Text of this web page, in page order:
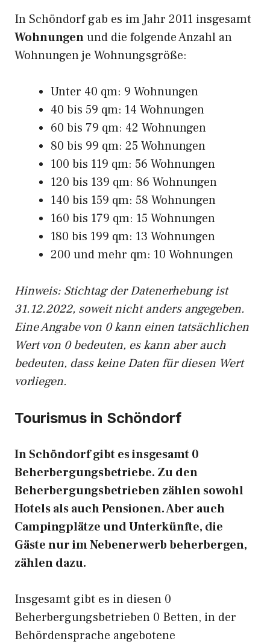
In Schöndorf gab es im Jahr 2011 insgesamt
Wohnungenund die folgende Anzahl an
Wohnungen je Wohnungsgröße:
Unter 40 qm: 9 Wohnungen
40 bis 59 qm: 14 Wohnungen
60 bis 79 qm: 42 Wohnungen
80 bis 99 qm: 25 Wohnungen
100 bis 119 qm: 56 Wohnungen
120 bis 139 qm: 86 Wohnungen
140 bis 159 qm: 58 Wohnungen
160 bis 179 qm: 15 Wohnungen
180 bis 199 qm: 13 Wohnungen
200 und mehr qm: 10 Wohnungen
Hinweis: Stichtag der Datenerhebung ist
31.12.2022, soweit nicht anders angegeben.
Eine Angabe von 0 kann einen tatsächlichen
Wert von 0 bedeuten, es kann aber auch
bedeuten, dass keine Daten für diesen Wert
vorliegen.
Tourismus in Schöndorf
In Schöndorf gibt es insgesamt 0
Beherbergungsbetriebe. Zu den
Beherbergungsbetrieben zählen sowohl
Hotels als auch Pensionen. Aber auch
Campingplätze und Unterkünfte, die
Gäste nur im Nebenerwerb beherbergen,
zählen dazu.
Insgesamt gibt es in diesen 0
Beherbergungsbetrieben 0 Betten, in der
Behördensprache angebotene